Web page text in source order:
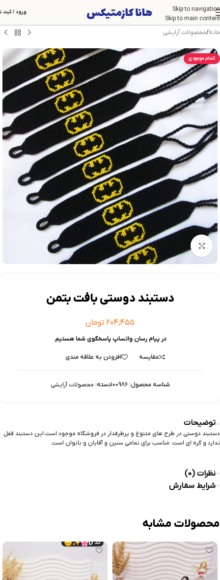
Skip to navigation
Skip to main content
ورود / ثبت
خانه/محصولات آرایشی
اتمام موجودی
بزرگنمایی تصویر
دستبند دوستی بافت بتمن
۲۰۴,۴۵۵ تومان
در پیام رسان واتساپ پاسخگوی شما هستیم.
مقایسه افزودن به علاقه مندی
شناسه محصول:100986دسته: محصولات آرایشی
توضیحات
دستبند دوستی در طرح های متنوع و پرطرفدار در فروشگاه موجود است.این دستبند قفل
ندارد و گره ای است. مناسب برای تمامی سنین و آقایان و بانوان است.
نظرات (0)
شرایط سفارش
محصولات مشابه